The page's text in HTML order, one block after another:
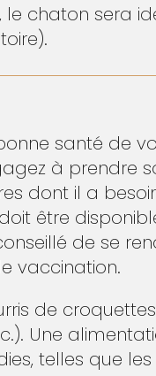
le chaton sera
santé de
à prendre
dont il a
être
de se
vaccination.
de
Une
telles que